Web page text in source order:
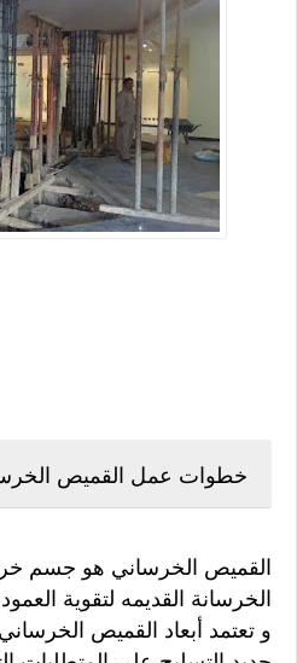
خطوات عمل القميص
القميص الخرساني هو جسم
الخرسانة القديمه لتقوية
و تعتمد أبعاد القميص